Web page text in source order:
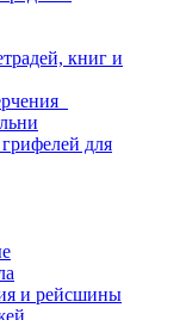
книг и
для
и рейсшины